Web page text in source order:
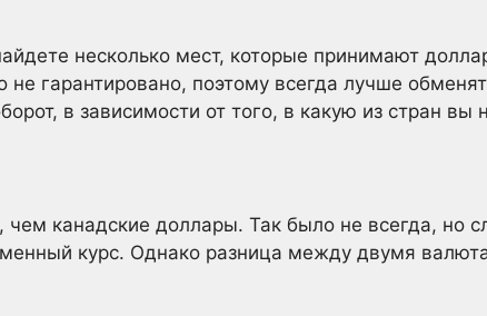
несколько мест, которые принимают
гарантировано, поэтому всегда лучше
в зависимости от того, в какую из стран вы
канадские доллары. Так было не всегда, но
курс. Однако разница между двумя